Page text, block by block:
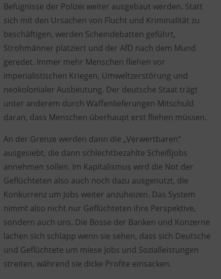
Befugnisse der Polizei weiter ausgebaut werden. Statt
sich mit den Ursachen von Flucht und Kriminalität zu
beschäftigen, werden Scheindebatten geführt,
Strohmänner platziert und der AfD nach dem Mund
geredet. Immer mehr Menschen fliehen vor
imperialistischen Kriegen, Umweltzerstörung und
neokolonialer Ausbeutung. Der deutsche Staat trägt
unter anderem durch Waffenlieferungen Mitschuld
daran, dass Menschen überhaupt erst fliehen müssen.
An der Grenze werden dann die „Verwertbaren“
ausgesiebt, die dann schlechtbezahlte Scheißjobs
annehmen sollen. Im Kapitalismus wird die Not der
Geflüchteten also auch noch dazu ausgenutzt, die
Konkurrenz um Jobs weiter anzuheizen. Das System
nimmt also nicht nur Geflüchteten ihre Perspektive,
sondern auch uns. Die Bosse der Banken und Konzerne
lachen sich schlapp wenn sie sehen, dass sich Deutsche
und Geflüchtete um miese Jobs und Sozialleistungen
streiten, während sie dicke Profite einsacken.